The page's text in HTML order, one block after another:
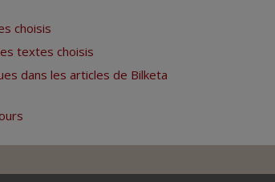
choisis
textes choisis
dans les articles de Bilketa